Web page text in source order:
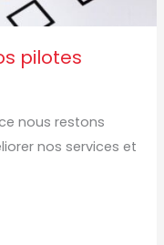
pilotes
nous restons
nos services et